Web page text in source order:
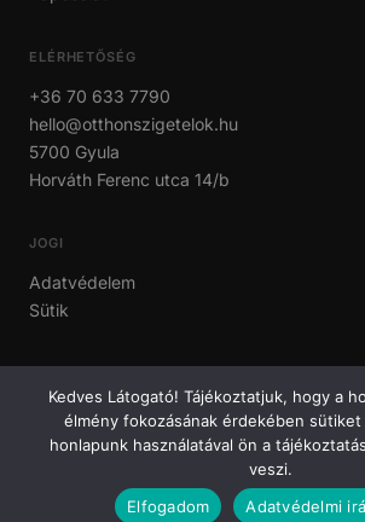
ELÉRHETŐSÉG
+36 70 633 7790
hello@otthonszigetelok.hu
5700 Gyula
Horváth Ferenc utca 14/b
JOGI
Adatvédelem
Sütik
© 2026 OtthonSzigetelők. Minden jog fenntartva.
Kedves Látogató! Tájékoztatjuk, hogy a
élmény fokozásának érdekében sütiket
honlapunk használatával ön a
veszi.
Elfogadom
Adatvédelmi